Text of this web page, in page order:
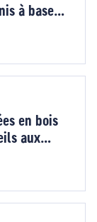
à base
en bois
aux